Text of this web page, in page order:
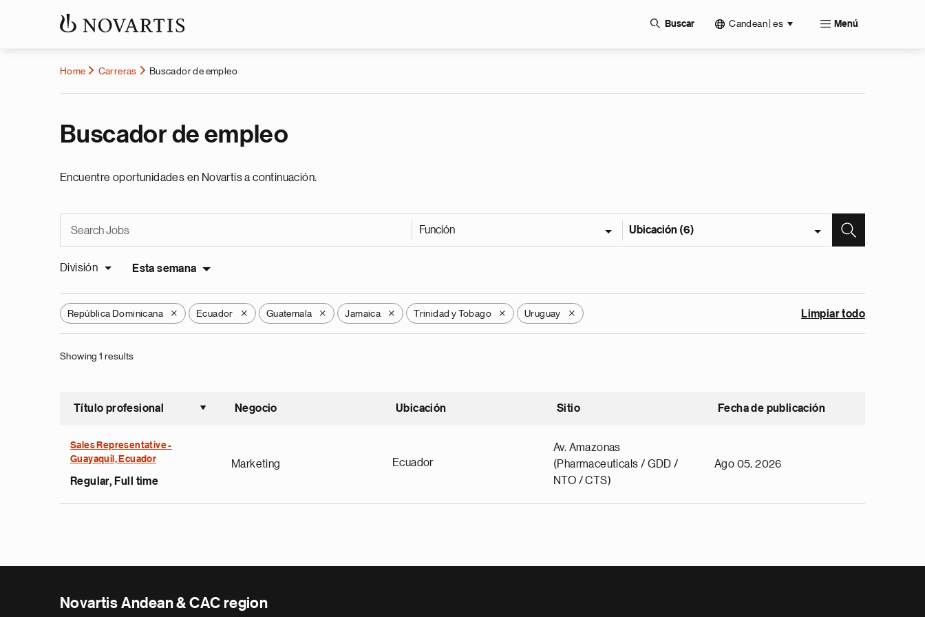
Buscar Candean | es Menú
Home Carreras Buscador de empleo
Buscador de empleo
Encuentre oportunidades en Novartis a continuación.
Función Ubicación (6)
División Esta semana
República Dominicana X Ecuador X Guatemala X Jamaica X Trinidad y Tobago X Uruguay X Limpiar todo
Showing 1 results
Título profesional
Ordenar ascendente
Negocio Ubicación Sitio Fecha de publicación
Sales Representative -
Guayaquil, Ecuador
Regular, Full time
Marketing Ecuador
Av. Amazonas
(Pharmaceuticals / GDD /
NTO / CTS)
Ago 05, 2026
Novartis Andean & CAC region